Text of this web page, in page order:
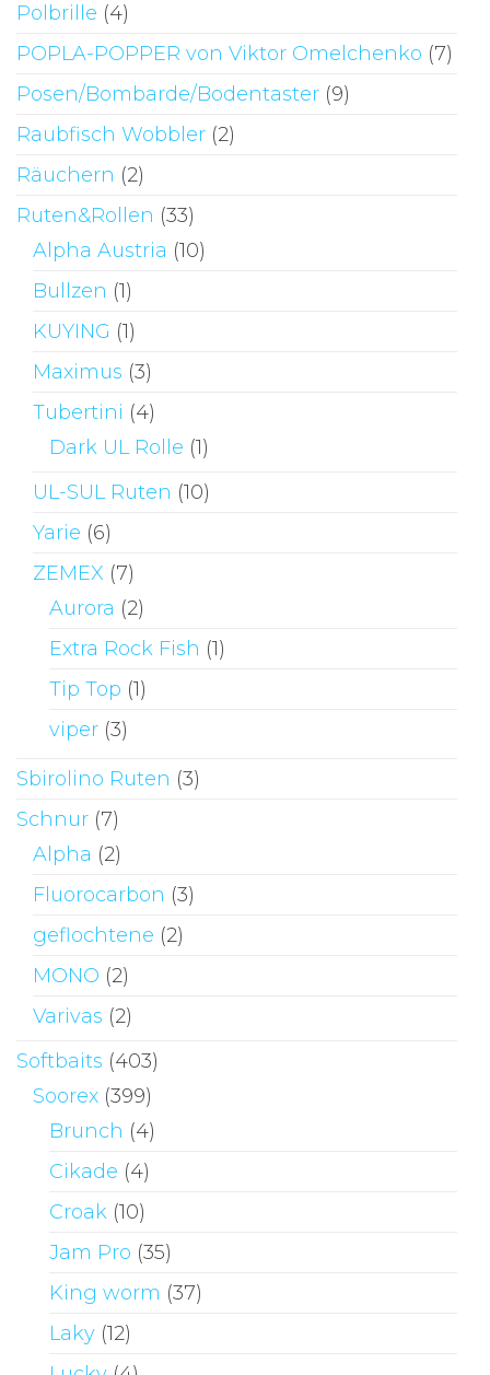
Polbrille (4)
POPLA-POPPER von Viktor Omelchenko (7)
Posen/Bombarde/Bodentaster (9)
Raubfisch Wobbler (2)
Räuchern (2)
Ruten&Rollen (33)
Alpha Austria (10)
Bullzen (1)
KUYING (1)
Maximus (3)
Tubertini (4)
Dark UL Rolle (1)
UL-SUL Ruten (10)
Yarie (6)
ZEMEX (7)
Aurora (2)
Extra Rock Fish (1)
Tip Top (1)
viper (3)
Sbirolino Ruten (3)
Schnur (7)
Alpha (2)
Fluorocarbon (3)
geflochtene (2)
MONO (2)
Varivas (2)
Softbaits (403)
Soorex (399)
Brunch (4)
Cikade (4)
Croak (10)
Jam Pro (35)
King worm (37)
Laky (12)